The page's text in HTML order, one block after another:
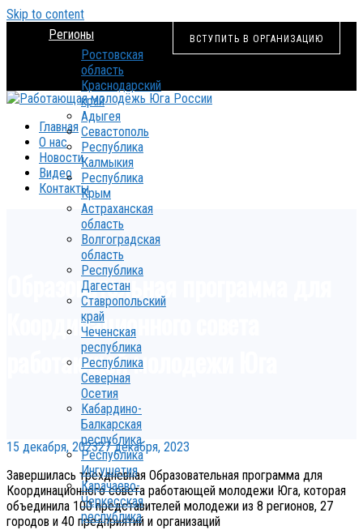
Skip to content
ВСТУПИТЬ В ОРГАНИЗАЦИЮ
Регионы
Ростовская
область
Краснодарский
край
Адыгея
Севастополь
Республика
Калмыкия
Республика
Крым
Астраханская
область
Волгоградская
область
Республика
Дагестан
Ставропольский
край
Чеченская
республика
Республика
Северная
Осетия
Кабардино-
Балкарская
республика
Республика
Ингушетия
Карачаево-
Черкесская
республика
Главная
О нас
Новости
Видео
Контакты
Образовательная программа для
Координационного совета
работающей молодежи Юга
15 декабря, 202327 декабря, 2023
Завершилась трехдневная Образовательная программа для
Координационного совета работающей молодежи Юга, которая
объединила 100 представителей молодежи из 8 регионов, 27
городов и 40 предприятий и организаций